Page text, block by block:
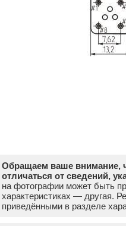
Обращаем ваше внимание,
отличаться от сведений,
на фотографии может быть
характеристиках — другая.
приведёнными в разделе